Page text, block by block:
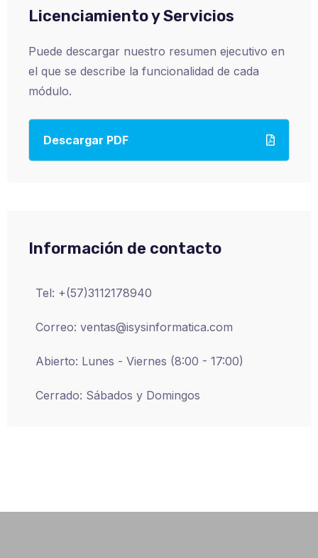
Licenciamiento y Servicios
Puede descargar nuestro resumen ejecutivo en
el que se describe la funcionalidad de cada
módulo.
Descargar PDF
Información de contacto
Tel: +(57)3112178940
Correo: ventas@isysinformatica.com
Abierto: Lunes - Viernes (8:00 - 17:00)
Cerrado: Sábados y Domingos